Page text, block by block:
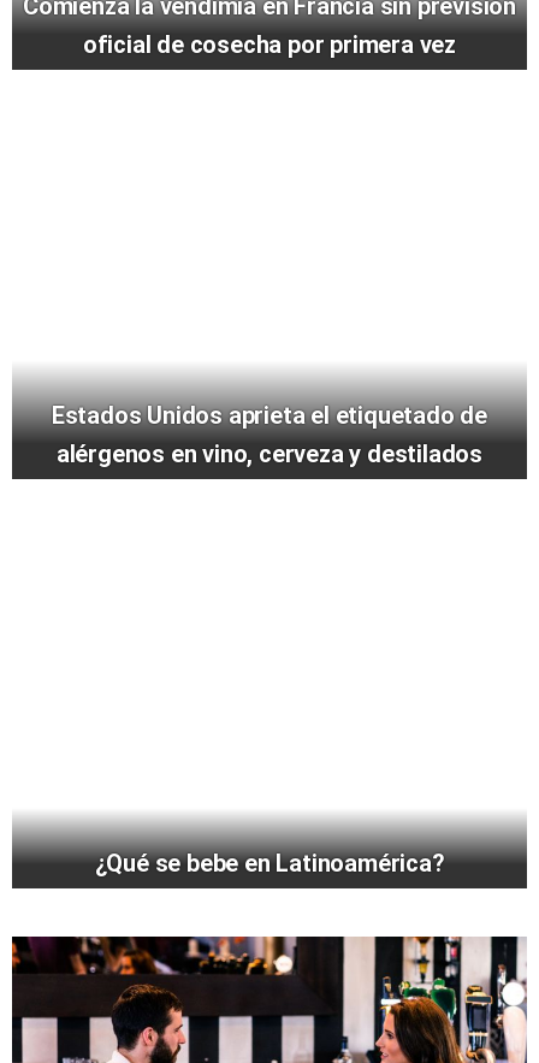
Comienza la vendimia en Francia sin previsión
oficial de cosecha por primera vez
Estados Unidos aprieta el etiquetado de
alérgenos en vino, cerveza y destilados
¿Qué se bebe en Latinoamérica?